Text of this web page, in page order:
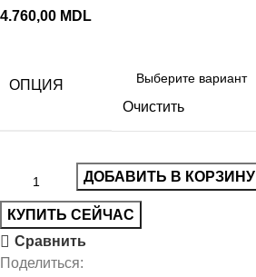
MDL
ОПЦИЯ
Очистить
ДОБАВИТЬ В КОРЗИНУ
КУПИТЬ СЕЙЧАС
Сравнить
Поделиться: